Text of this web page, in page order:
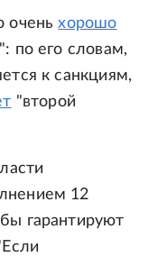
оченьхорошо
по его словам,
к санкциям,
"второй
12
гарантируют